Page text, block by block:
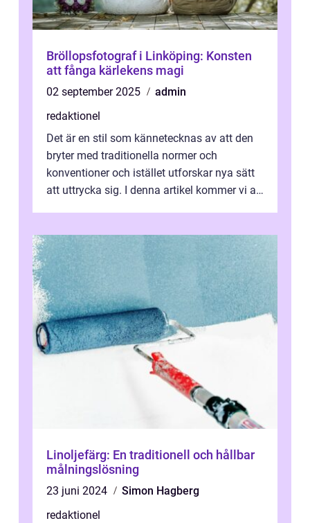
Bröllopsfotograf i Linköping: Konsten
att fånga kärlekens magi
02 september 2025
admin
redaktionel
Det är en stil som kännetecknas av att den
bryter med traditionella normer och
konventioner och istället utforskar nya sätt
att uttrycka sig. I denna artikel kommer vi att
Linoljefärg: En traditionell och hållbar
målningslösning
23 juni 2024
Simon Hagberg
redaktionel